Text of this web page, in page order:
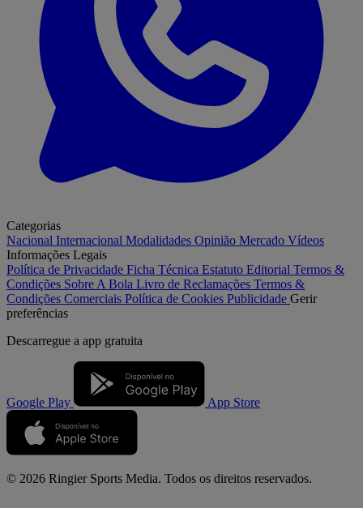
Categorias
Nacional Internacional Modalidades Opinião Mercado Vídeos
Informações Legais
Política de Privacidade Ficha Técnica Estatuto Editorial Termos &
Condições Sobre A Bola Livro de Reclamações Termos &
Condições Comerciais Política de Cookies Publicidade Gerir
preferências
Descarregue a app gratuita
Google Play App Store
© 2026 Ringier Sports Media. Todos os direitos reservados.